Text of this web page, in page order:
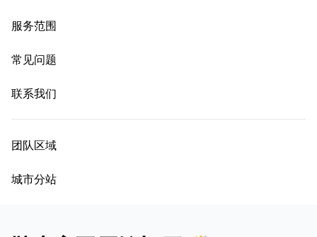
服务范围
常见问题
联系我们
团队区域
城市分站